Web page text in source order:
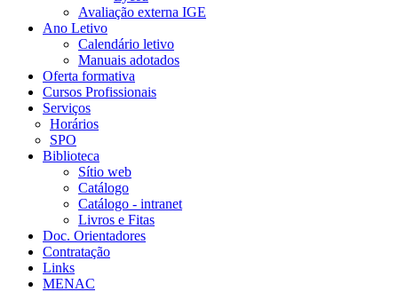
Avaliação externa IGE
Ano Letivo
Calendário letivo
Manuais adotados
Oferta formativa
Cursos Profissionais
Serviços
Horários
SPO
Biblioteca
Sítio web
Catálogo
Catálogo - intranet
Livros e Fitas
Doc. Orientadores
Contratação
Links
MENAC